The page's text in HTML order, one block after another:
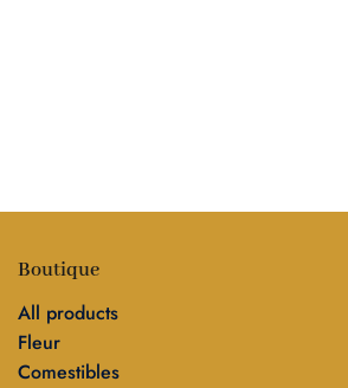
Boutique
All products
Fleur
Comestibles